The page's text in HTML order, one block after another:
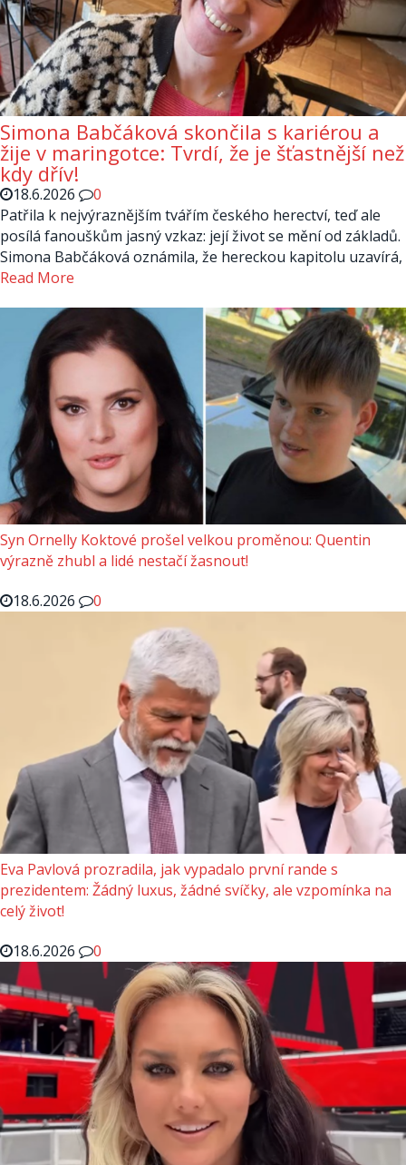
Simona Babčáková skončila s kariérou a
žije v maringotce: Tvrdí, že je šťastnější než
kdy dřív!
18.6.2026
0
Patřila k nejvýraznějším tvářím českého herectví, teď ale
posílá fanouškům jasný vzkaz: její život se mění od základů.
Simona Babčáková oznámila, že hereckou kapitolu uzavírá,
Read More
Syn Ornelly Koktové prošel velkou proměnou: Quentin
výrazně zhubl a lidé nestačí žasnout!
18.6.2026
0
Eva Pavlová prozradila, jak vypadalo první rande s
prezidentem: Žádný luxus, žádné svíčky, ale vzpomínka na
celý život!
18.6.2026
0